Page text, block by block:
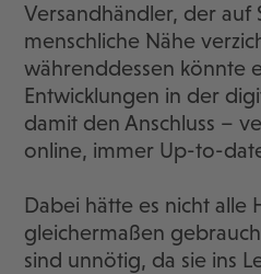
Versandhändler, der auf
menschliche Nähe
währenddessen könnte
Entwicklungen in der
damit den Anschluss –
online, immer Up-to-
Dabei hätte es nicht alle
gleichermaßen
sind unnötig, da sie ins